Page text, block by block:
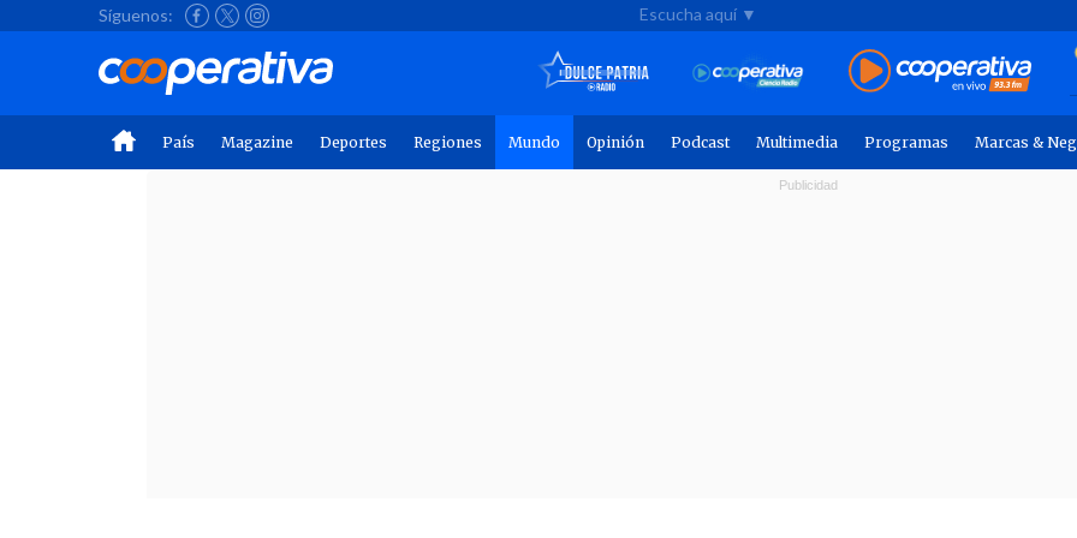
Síguenos: Escucha aquí ▼
País Magazine Deportes Regiones Mundo Opinión Podcast Multimedia Programas Marcas &